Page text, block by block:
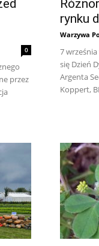
0
przez
rynku
Warzywa
7
się Dzień
Argenta
Koppert,